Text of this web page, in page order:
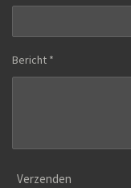
Bericht *
Verzenden